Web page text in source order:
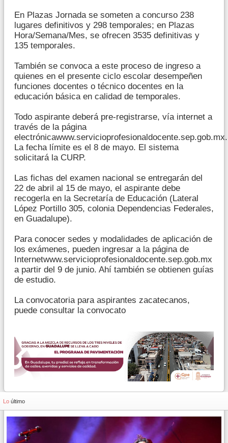
En Plazas Jornada se someten a concurso 238
lugares definitivos y 298 temporales; en Plazas
Hora/Semana/Mes, se ofrecen 3535 definitivas y
135 temporales.
También se convoca a este proceso de ingreso a
quienes en el presente ciclo escolar desempeñen
funciones docentes o técnico docentes en la
educación básica en calidad de temporales.
Todo aspirante deberá pre-registrarse, vía internet a
través de la página
electrónicawww.servicioprofesionaldocente.sep.gob.mx.
La fecha límite es el 8 de mayo. El sistema
solicitará la CURP.
Las fichas del examen nacional se entregarán del
22 de abril al 15 de mayo, el aspirante debe
recogerla en la Secretaría de Educación (Lateral
López Portillo 305, colonia Dependencias Federales,
en Guadalupe).
Para conocer sedes y modalidades de aplicación de
los exámenes, pueden ingresar a la página de
Internetwww.servicioprofesionaldocente.sep.gob.mx
a partir del 9 de junio. Ahí también se obtienen guías
de estudio.
La convocatoria para aspirantes zacatecanos,
puede consultar la convocato
Lo último